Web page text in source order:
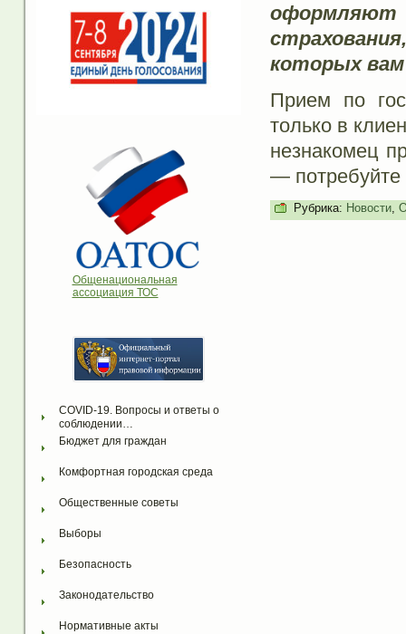
Общенациональная
ассоциация ТОС
COVID-19. Вопросы и ответы о
соблюдении…
Бюджет для граждан
Комфортная городская среда
Общественные советы
Выборы
Безопасность
Законодательство
Нормативные акты
оформляют
которых
Прием по
только в
незнакомец
— потребуйте
Рубрика: Новости,